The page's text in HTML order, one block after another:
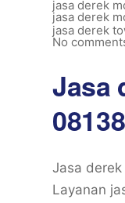
jasa derek
jasa derek
jasa derek
No
Jasa
Jasa
Layanan